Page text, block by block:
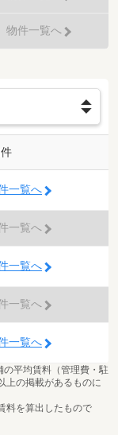
物件一覧へ
一覧へ
一覧へ
一覧へ
一覧へ
一覧へ
平均賃料（管理費・駐
上の掲載があるものに
料を算出したもので